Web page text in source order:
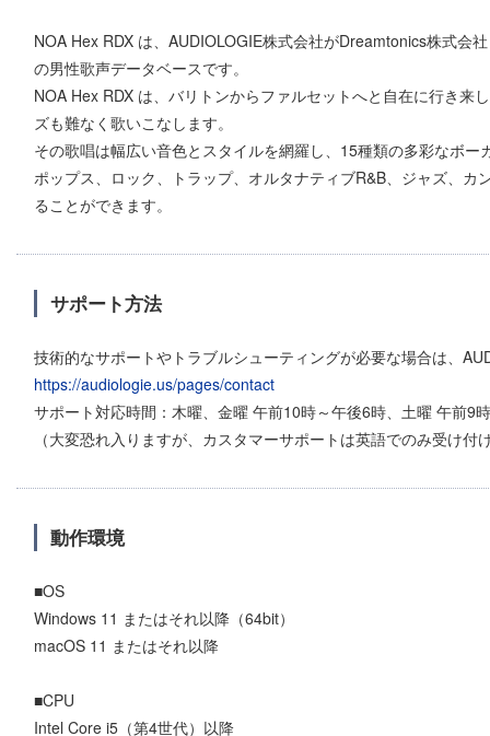
NOA Hex RDX は、AUDIOLOGIE株式会社がDreamtonics株式会
の男性歌声データベースです。
NOA Hex RDX は、バリトンからファルセットへと自在に行き来
ズも難なく歌いこなします。
その歌唱は幅広い音色とスタイルを網羅し、15種類の多彩なボー
ポップス、ロック、トラップ、オルタナティブR&B、ジャズ、
ることができます。
サポート方法
技術的なサポートやトラブルシューティングが必要な場合は、
https://audiologie.us/pages/contact
サポート対応時間：木曜、金曜 午前10時～午後6時、土曜 午前9
（大変恐れ入りますが、カスタマーサポートは英語でのみ受け付
動作環境
■OS
Windows 11 またはそれ以降（64bit）
macOS 11 またはそれ以降
■CPU
Intel Core i5（第4世代）以降